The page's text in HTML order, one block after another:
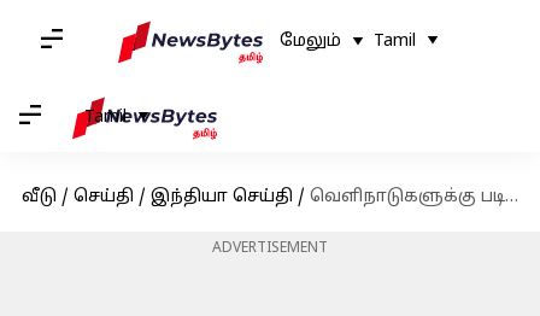
மேலும் Tamil
Tamil
வீடு / செய்தி / இந்தியா செய்தி / வெளிநாடுகளுக்கு படிக்க செல்லும் அரசு பள்ளி மாணவர்களின் முழு கல்விச் செலவை தமிழக அரசே ஏற்கும்
ADVERTISEMENT